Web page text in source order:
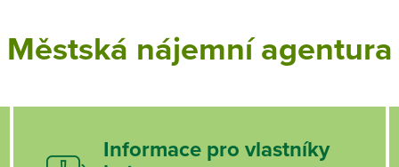
Městská nájemní agentura
Informace pro vlastníky